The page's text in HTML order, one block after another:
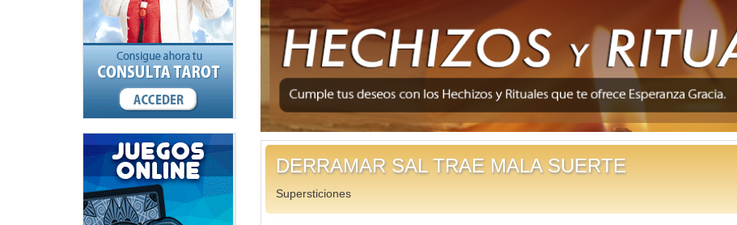
DERRAMAR SAL TRAE MALA SUERTE
Supersticiones